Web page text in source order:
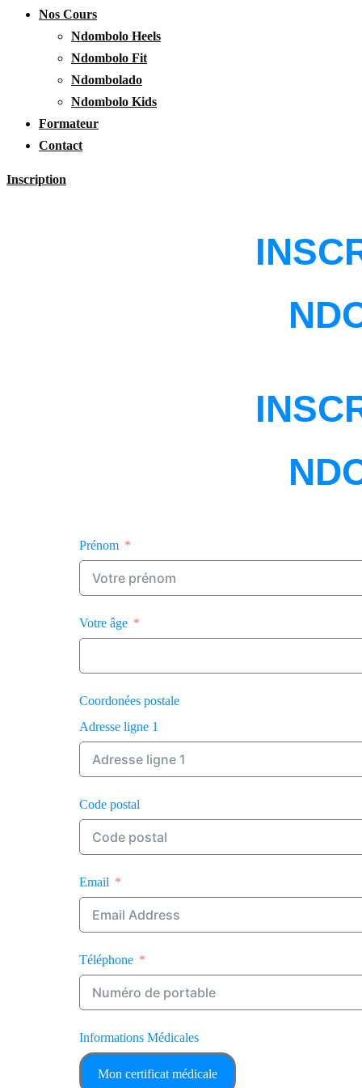
Nos Cours
Ndombolo Heels
Ndombolo Fit
Ndombolado
Ndombolo Kids
Formateur
Contact
Inscription
Prénom
Votre âge
Coordonées postale
Adresse ligne 1
Code postal
Email
Téléphone
Informations Médicales
Mon certificat médicale